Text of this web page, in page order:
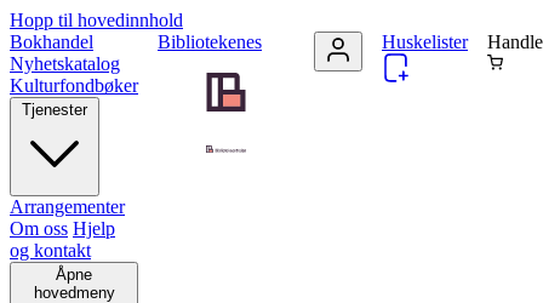
Hopp til hovedinnhold
Bibliotekenes
Bokhandel
Nyhetskatalog
Kulturfondbøker
Tjenester
Arrangementer
Om oss Hjelp
og kontakt
Åpne
hovedmeny
Huskelister